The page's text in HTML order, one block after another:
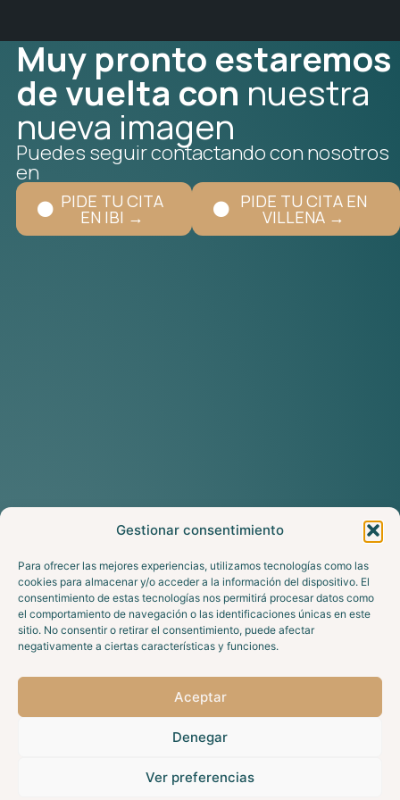
Gestionar consentimiento
Para ofrecer las mejores experiencias, utilizamos tecnologías como las
cookies para almacenar y/o acceder a la información del dispositivo. El
consentimiento de estas tecnologías nos permitirá procesar datos como
el comportamiento de navegación o las identificaciones únicas en este
sitio. No consentir o retirar el consentimiento, puede afectar
negativamente a ciertas características y funciones.
Aceptar
Denegar
Ver preferencias
Muy pronto estaremos
de vuelta con nuestra
nueva imagen
Puedes seguir contactando con nosotros
en
PIDE TU CITA
EN IBI →
PIDE TU CITA EN
VILLENA →